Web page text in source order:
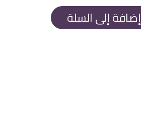
هو:
1.700 EGP.
هو:
1.650 EGP.
إضافة إلى السلة